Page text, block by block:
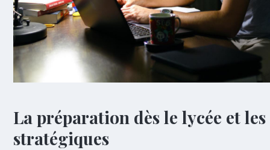
La préparation dès le lycée et
stratégiques